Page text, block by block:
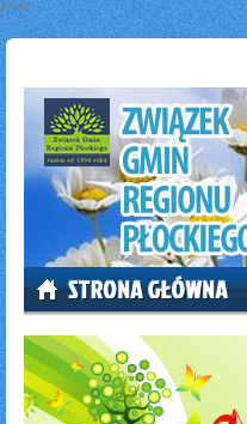
/**/